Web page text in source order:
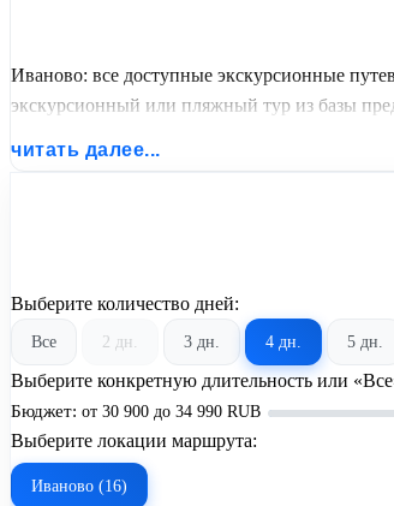
Иваново: все доступные экскурсионные
экскурсионный или пляжный тур из базы
читать далее...
Выберите количество дней:
Все 2 дн. 3 дн. 4 дн. 5 дн.
Выберите конкретную длительность или
Бюджет: от 30 900 до 34 990 RUB
Выберите локации маршрута:
Иваново (16)